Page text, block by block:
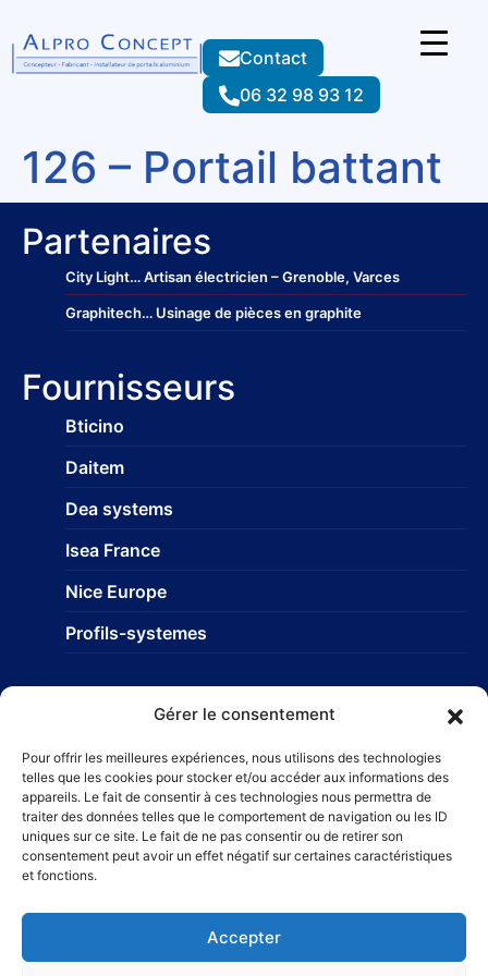
Gérer le consentement
Pour offrir les meilleures expériences, nous utilisons des technologies
telles que les cookies pour stocker et/ou accéder aux informations des
appareils. Le fait de consentir à ces technologies nous permettra de
traiter des données telles que le comportement de navigation ou les ID
uniques sur ce site. Le fait de ne pas consentir ou de retirer son
consentement peut avoir un effet négatif sur certaines caractéristiques
et fonctions.
Accepter
Contact
06 32 98 93 12
126 – Portail battant
Partenaires
City Light… Artisan électricien – Grenoble, Varces
Graphitech… Usinage de pièces en graphite
Fournisseurs
Bticino
Daitem
Dea systems
Isea France
Nice Europe
Profils-systemes
Taillefer Rénovation immobilière
© 2025 – Alpro Concept – Fabricant et installateur de